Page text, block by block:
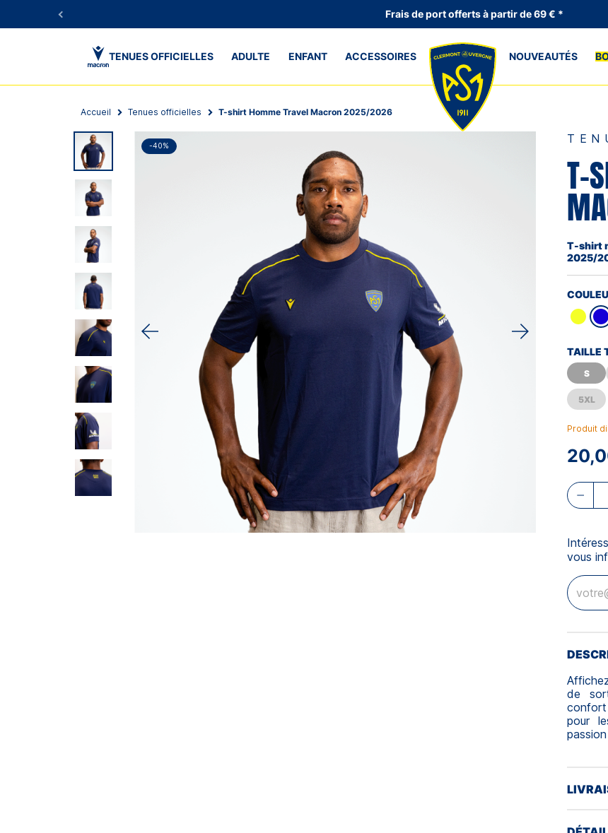
Frais de port offerts à partir de 69 € *
TENUES OFFICIELLES ADULTE ENFANT ACCESSOIRES NOUVEAUTÉS
Accueil Tenues officielles T-shirt Homme Travel Macron 2025/2026
-40%
T-
T-shirt
2025/
TAILLE
S
5XL
Produit
vous
de
confort
pour